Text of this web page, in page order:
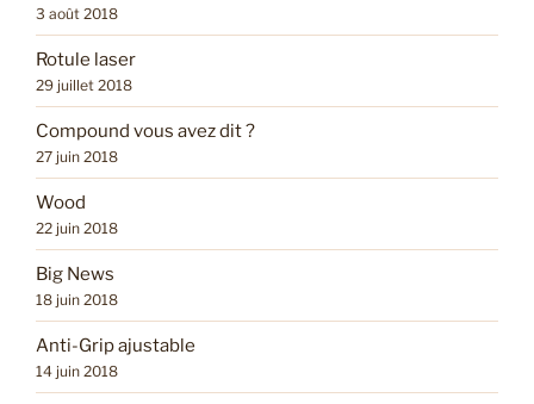
3 août 2018
Rotule laser
29 juillet 2018
Compound vous avez dit ?
27 juin 2018
Wood
22 juin 2018
Big News
18 juin 2018
Anti-Grip ajustable
14 juin 2018